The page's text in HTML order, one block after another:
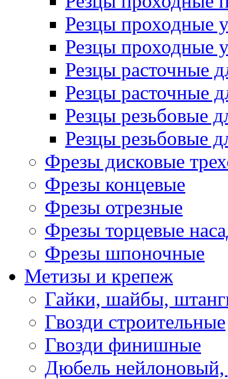
Резцы проходные
Резцы проходные
Резцы расточные
Резцы расточные
Резцы резьбовые
Резцы резьбовые
Фрезы дисковые
Фрезы концевые
Фрезы отрезные
Фрезы торцевые
Фрезы шпоночные
Метизы и крепеж
Гайки, шайбы,
Гвозди строительные
Гвозди финишные
Дюбель нейлоновый,